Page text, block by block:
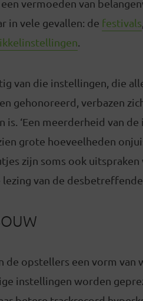
vermoeden van
in vele gevallen: de festivals
.
van die instellingen, die
gehonoreerd, verbazen
is. ‘Een meerderheid van
grote hoeveelheden
zijn soms ook
van de desbetreffende
de opstellers een vorm
instellingen worden